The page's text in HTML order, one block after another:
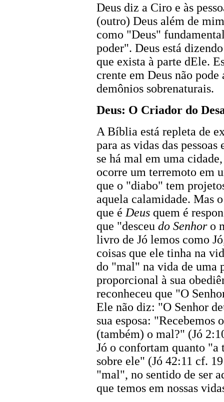
Deus diz a Ciro e às
(outro) Deus além de
como "Deus"
poder". Deus está
que exista à parte dEle.
crente em Deus não
demônios sobrenaturais.
Deus: O Criador do
A Bíblia está repleta de
para as vidas das
se há mal em uma
ocorre um terremoto em
que o "diabo" tem
aquela calamidade. Mas
que é Deus quem é
que "desceu do Senhoro
livro de Jó lemos como
coisas que ele tinha na
do "mal" na vida de uma
proporcional à sua
reconheceu que "O
Ele não diz: "O Senhor
sua esposa: "Recebemos
(também) o mal?" (Jó
Jó o confortam quanto
sobre ele" (Jó 42:11 cf.
"mal", no sentido de ser
que temos em nossas